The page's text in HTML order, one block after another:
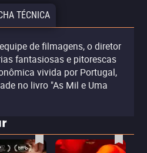
TÉCNICA
de filmagens, o diretor
fantasiosas e pitorescas
vivida por Portugal,
no livro "As Mil e Uma